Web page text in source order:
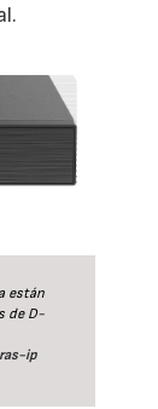
están
de D-
ip